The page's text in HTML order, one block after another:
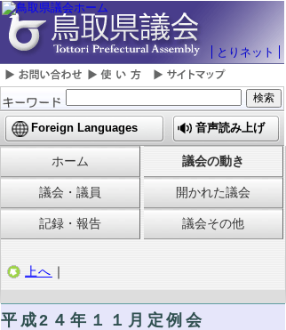
とりネット
Foreign Languages 音声読み上げ
ホーム 議会の動き
議会・議員 開かれた議会
記録・報告 議会その他
上へ ｜
平成2４年１１月定例会